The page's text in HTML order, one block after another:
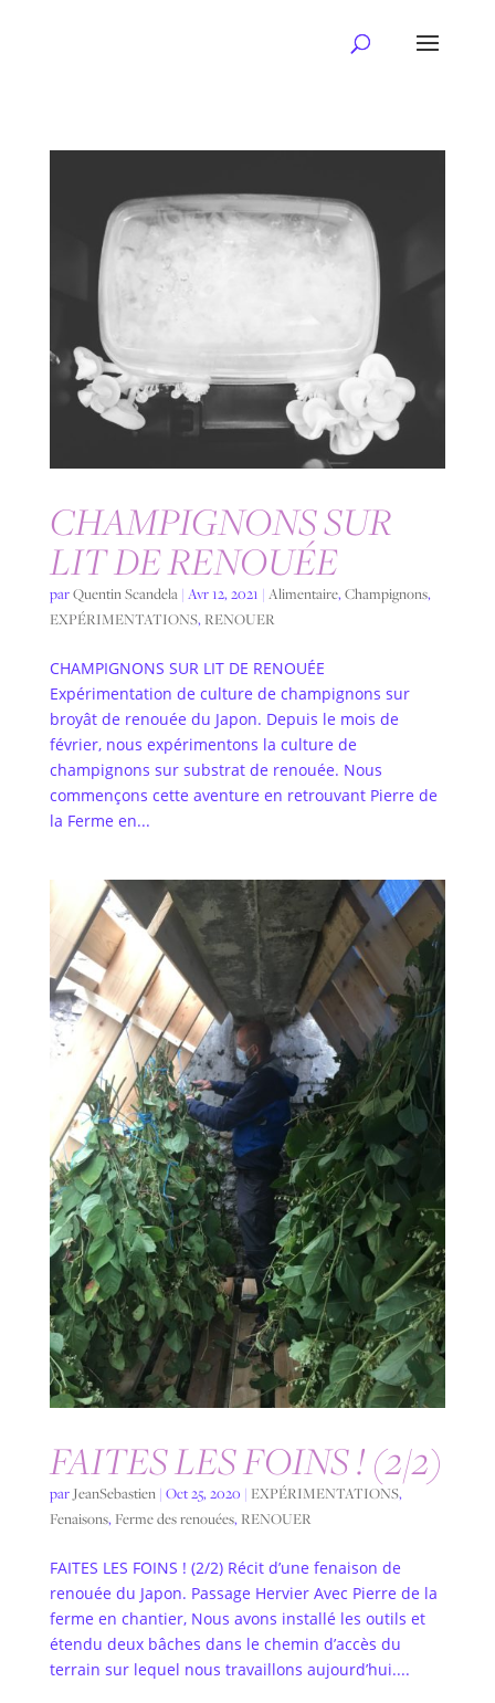
CHAMPIGNONS SUR
LIT DE RENOUÉE
parQuentin Scandela| Avr 12, 2021 | Alimentaire,Champignons,
EXPÉRIMENTATIONS,RENOUER
CHAMPIGNONS SUR LIT DE RENOUÉE
Expérimentation de culture de champignons sur
broyât de renouée du Japon. Depuis le mois de
février, nous expérimentons la culture de
champignons sur substrat de renouée. Nous
commençons cette aventure en retrouvant Pierre de
la Ferme en...
FAITES LES FOINS ! (2/2)
par JeanSebastien| Oct 25, 2020 | EXPÉRIMENTATIONS,
Fenaisons, Ferme des renouées,RENOUER
FAITES LES FOINS ! (2/2) Récit d’une fenaison de
renouée du Japon. Passage Hervier Avec Pierre de la
ferme en chantier, Nous avons installé les outils et
étendu deux bâches dans le chemin d’accès du
terrain sur lequel nous travaillons aujourd’hui....